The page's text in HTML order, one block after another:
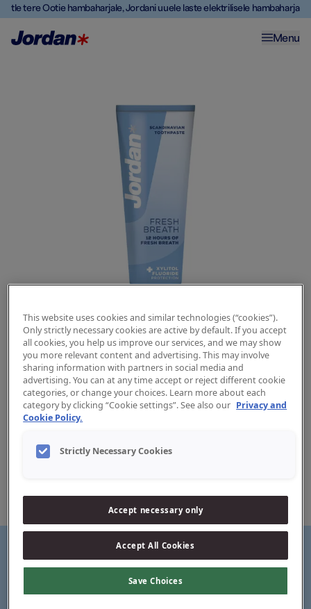
Ütle tere Ootie hambaharjale, Jordani uuele laste elektrilisele hambaharjale
Menu
Jordan Fresh Breath hambapasta
Jordan Fresh Breath hambapasta täiustatud koostis aitab
kuni 12 tundi. Hambapasta sisaldab täiendavat kogust
Kuni 12 tundi värskust
This website uses cookies and similar technologies (“cookies”).
Only strictly necessary cookies are active by default. If you accept
all cookies, you help us improve our services, and we may show
you more relevant content and advertising. This may involve
sharing information with partners in social media and
advertising. You can at any time accept or reject different cookie
categories, or change your choices. Learn more about each
category by clicking “Cookie settings”. See also our Privacy and
Cookie Policy.
Strictly Necessary Cookies
Accept necessary only
Accept All Cookies
Save Choices